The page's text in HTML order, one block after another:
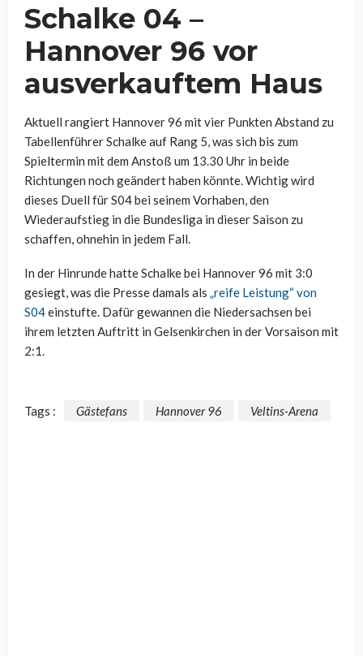
Schalke 04 –
Hannover 96 vor
ausverkauftem Haus
Aktuell rangiert Hannover 96 mit vier Punkten Abstand zu
Tabellenführer Schalke auf Rang 5, was sich bis zum
Spieltermin mit dem Anstoß um 13.30 Uhr in beide
Richtungen noch geändert haben könnte. Wichtig wird
dieses Duell für S04 bei seinem Vorhaben, den
Wiederaufstieg in die Bundesliga in dieser Saison zu
schaffen, ohnehin in jedem Fall.
In der Hinrunde hatte Schalke bei Hannover 96 mit 3:0
gesiegt, was die Presse damals als „reife Leistung“ von
S04einstufte. Dafür gewannen die Niedersachsen bei
ihrem letzten Auftritt in Gelsenkirchen in der Vorsaison mit
2:1.
Tags : Gästefans Hannover 96 Veltins-Arena